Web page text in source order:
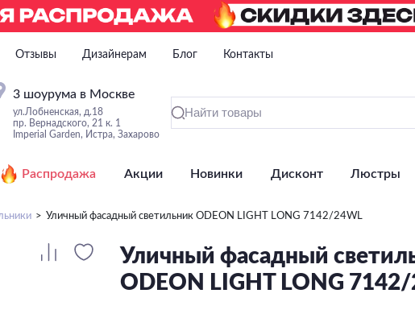
Отзывы Дизайнерам Блог Контакты
3 шоурума в Москве
ул.Лобненская, д.18
пр. Вернадского, 21 к. 1
Imperial Garden, Истра, Захарово
Распродажа Акции Новинки Дисконт Люстры
Уличный фасадный светильник ODEON LIGHT LONG 7142/24WL
Уличный фасадный
ODEON LIGHT LONG